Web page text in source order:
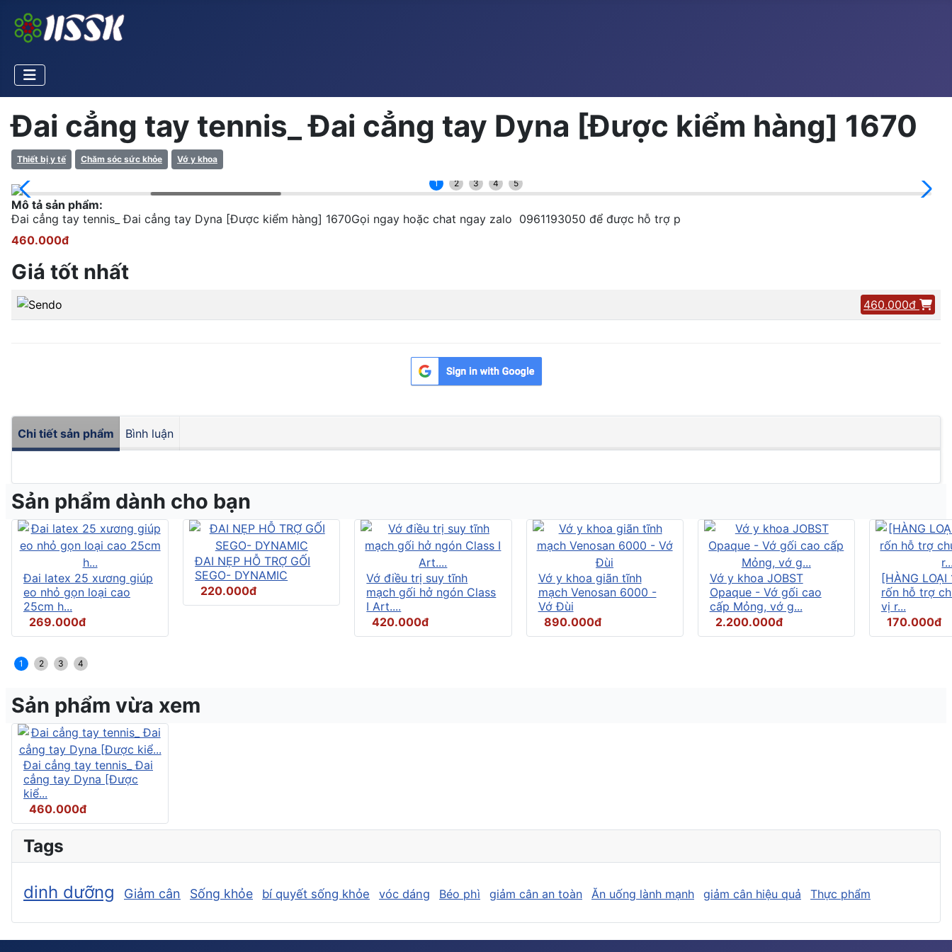
Đai cẳng tay tennis_ Đai cẳng tay Dyna [Được kiểm hàng] 1670
Thiết bị y tế Chăm sóc sức khỏe Vớ y khoa
1 2 3 4 5
Mô tả sản phẩm:
Đai cẳng tay tennis_ Đai cẳng tay Dyna [Được kiểm hàng] 1670Gọi ngay hoặc chat ngay zalo 0961193050 để được hỗ trợ p
460.000đ
Giá tốt nhất
460.000đ
Chi tiết sản phẩm Bình luận
Sản phẩm dành cho bạn
Đai latex 25 xương giúp
eo nhỏ gọn loại cao
25cm h...
269.000đ
ĐAI NẸP HỖ TRỢ GỐI
SEGO- DYNAMIC
220.000đ
Vớ điều trị suy tĩnh
mạch gối hở ngón Class
I Art....
420.000đ
Vớ y khoa giãn tĩnh
mạch Venosan 6000 -
Vớ Đùi
890.000đ
Vớ y khoa JOBST
Opaque - Vớ gối cao
cấp Mỏng, vớ g...
2.200.000đ
[HÀNG
rốn hỗ trợ
vị r...
170.000đ
1 2 3 4
Sản phẩm vừa xem
Đai cẳng tay tennis_ Đai
cẳng tay Dyna [Được
kiể...
460.000đ
Tags
dinh dưỡng Giảm cân Sống khỏe bí quyết sống khỏe vóc dáng Béo phì giảm cân an toàn Ăn uống lành mạnh giảm cân hiệu quả Thực phẩm